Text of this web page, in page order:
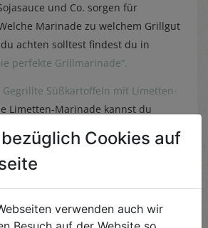
und Co. sorgen für
Marinade zu welchem Grillgut
achten solltest findest du in
perfekte Grillmarinade“.
Gegrillte Süßkartoffeln mit Limetten-
Limetten-Marinade kannst du
leicht durch die verwendete
hochwertiges Olivenöl.
grillen oder manchmal
bunt und ein echtes
Cookies auf
verwenden auch wir